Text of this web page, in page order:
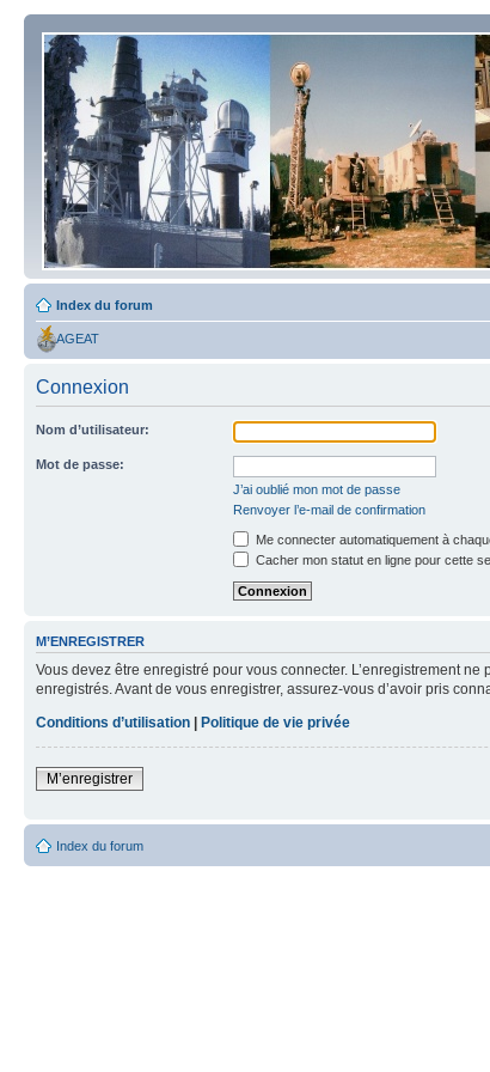
Index du forum
AGEAT
Connexion
Nom d’utilisateur:
Mot de passe:
J’ai oublié mon mot de passe
Renvoyer l’e-mail de confirmation
Me connecter automatiquement à
Cacher mon statut en ligne pour cette
M’ENREGISTRER
Vous devez être enregistré pour vous connecter. L’enregistrement
enregistrés. Avant de vous enregistrer, assurez-vous d’avoir pris
Conditions d’utilisation | Politique de vie privée
M’enregistrer
Index du forum